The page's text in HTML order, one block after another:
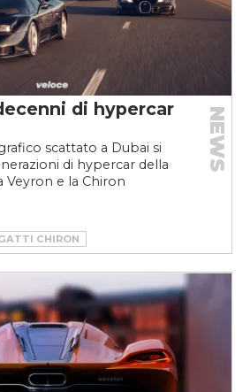
di hypercar
scattato a Dubai si
di hypercar della
Veyron e la Chiron
NEWS
CHIRON
#BUGATTI VEYRON
SUPER SPORT